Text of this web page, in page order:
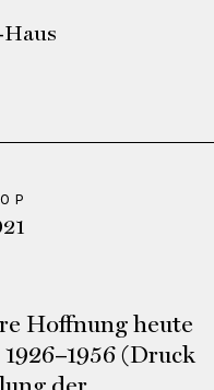
Hoffnung heute
(Druck